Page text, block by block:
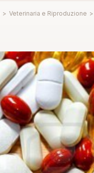
> Veterinaria e Riproduzione >